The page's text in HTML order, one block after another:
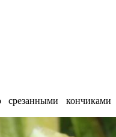
кончиками